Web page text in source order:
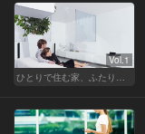
Vol.1
ひとりで住む家、ふたりで棲む家